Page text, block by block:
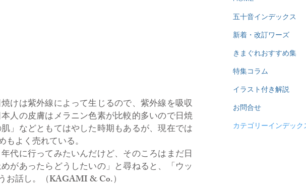
けは紫外線によって生じるので、紫外線を吸収
人の皮膚はメラニン色素が比較的多いので日焼
」などともてはやした時期もあるが、現在では
よく売れている。
代に行ってみたいんだけど、そのころはまだ日
があったらどうしたいの」と尋ねると、「ウッ
お話し。（KAGAMI & Co.）
五十音インデックス
新着・改訂ワーズ
きまぐれおすすめ集
特集コラム
イラスト付き解説
お問合せ
カテゴリーインデック